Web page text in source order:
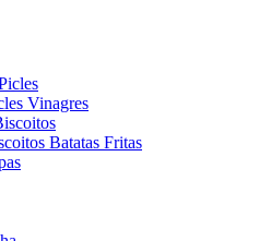
Vinagres
Batatas Fritas